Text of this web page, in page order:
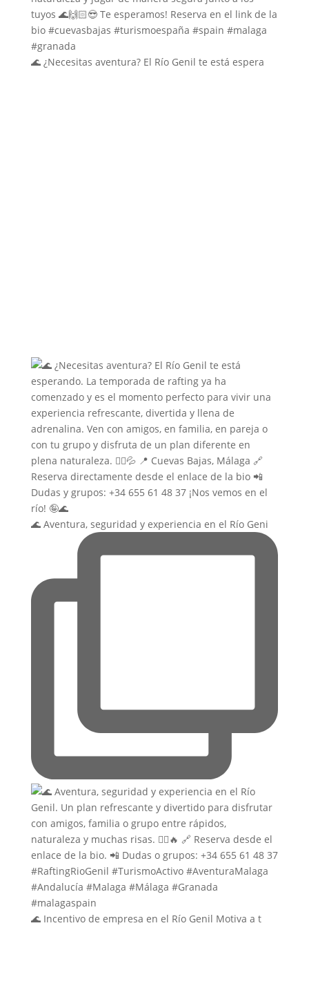
🌊 ¿Necesitas aventura? El Río Genil te está espera
🌊 Aventura, seguridad y experiencia en el Río Geni
🌊 Incentivo de empresa en el Río Genil Motiva a t